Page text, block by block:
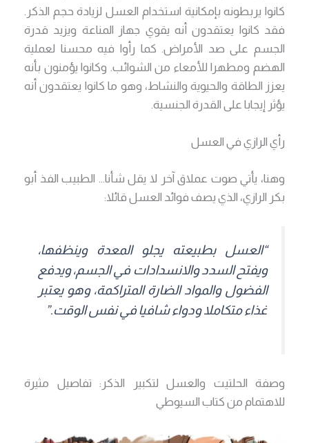
كانوا يربطونه بإمكانية استخدام العسل لزيادة حجم الذكر.
فقد كانوا يعتقدون أنه يقوي جهاز المناعة ويزيد قدرة
الجسم على صد الأمراض. كما رأوا فيه محسنا لعملية
الهضم ومطهرا للأمعاء من الشوائب. وكانوا يؤمنون بأنه
يعزز الطاقة والحيوية والنشاط، وهو ما كانوا يعتقدون أنه
يؤثر إيجابا على القدرة الجنسية.
رأي الرازي في العسل
وهنا، يأتي صوت عملاق آخر لا يقل شأنا… الطبيب الفذ أبو
بكر الرازي، الذي يصف فوائد العسل قائلا:
“العسل بطبيعته يجلو المعدة وينظفها،
ويفتح السدد والانسدادات في الجسم، ويدفع
الفضول والمواد الضارة المتراكمة، وهو يعتبر
غذاء متكاملا ودواء شافيا في نفس الوقت.”
وصفة الحلتيت والعسل لتكبير الذكر: تفاصيل مثيرة
للاهتمام من كتاب السيوطي